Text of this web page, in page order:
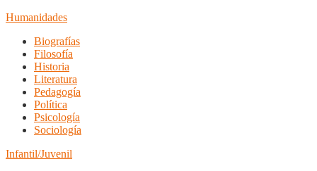
Humanidades
Biografías
Filosofía
Historia
Literatura
Pedagogía
Política
Psicología
Sociología
Infantil/Juvenil